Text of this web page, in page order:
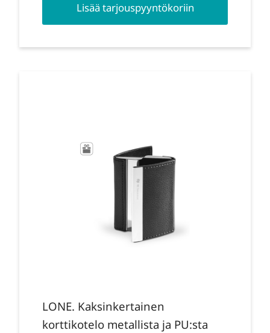
Lisää tarjouspyyntökoriin
LONE. Kaksinkertainen
korttikotelo metallista ja PU:sta